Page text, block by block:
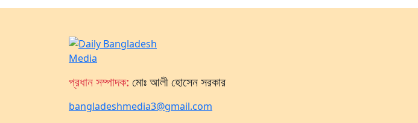
প্রধান সম্পাদক: মোঃ আলী হোসেন সরকার
bangladeshmedia3@gmail.com